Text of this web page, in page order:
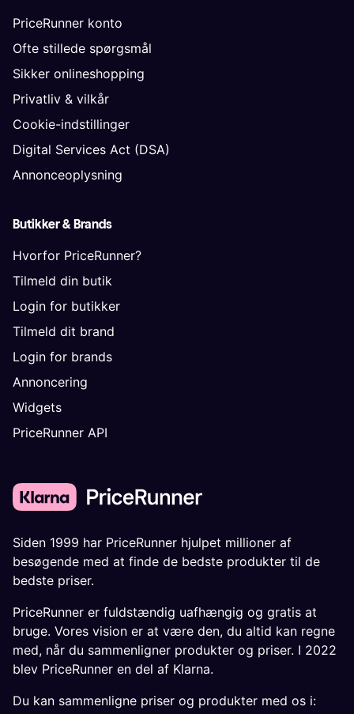
PriceRunner konto
Ofte stillede spørgsmål
Sikker onlineshopping
Privatliv & vilkår
Cookie-indstillinger
Digital Services Act (DSA)
Annonceoplysning
Butikker & Brands
Hvorfor PriceRunner?
Tilmeld din butik
Login for butikker
Tilmeld dit brand
Login for brands
Annoncering
Widgets
PriceRunner API
Siden 1999 har PriceRunner hjulpet millioner af
besøgende med at finde de bedste produkter til de
bedste priser.
PriceRunner er fuldstændig uafhængig og gratis at
bruge. Vores vision er at være den, du altid kan regne
med, når du sammenligner produkter og priser. I 2022
blev PriceRunner en del af Klarna.
Du kan sammenligne priser og produkter med os i: